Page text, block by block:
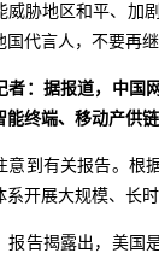
胁地区和平、加
代言人，不要再
者：据报道，中
能终端、移动产供
意到有关报告。根
开展大规模、长
报告揭露出，美国